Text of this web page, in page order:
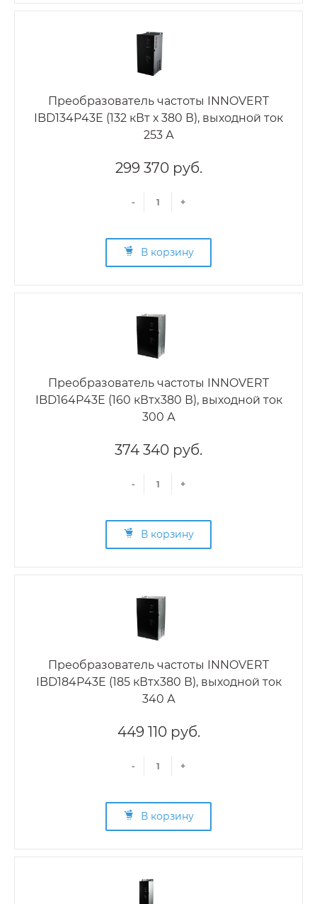
Преобразователь частоты INNOVERT
IBD134P43E (132 кВт х 380 В), выходной ток
253 А
299 370 руб.
- +
В корзину
Преобразователь частоты INNOVERT
IBD164P43E (160 кВтx380 В), выходной ток
300 А
374 340 руб.
- +
В корзину
Преобразователь частоты INNOVERT
IBD184P43E (185 кВтx380 В), выходной ток
340 А
449 110 руб.
- +
В корзину